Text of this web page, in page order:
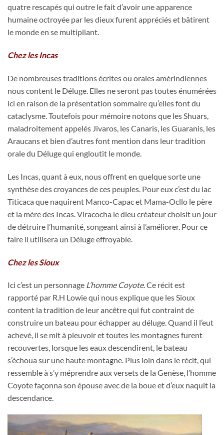
quatre rescapés qui outre le fait d’avoir une apparence
humaine octroyée par les dieux furent appréciés et bâtirent
le monde en se multipliant.
Chez les Incas
De nombreuses traditions écrites ou orales amérindiennes
nous content le Déluge. Elles ne seront pas toutes énumérées
ici en raison de la présentation sommaire qu’elles font du
cataclysme. Toutefois pour mémoire notons que les Shuars,
maladroitement appelés Jivaros, les Canaris, les Guaranis, les
Araucans et bien d’autres font mention dans leur tradition
orale du Déluge qui engloutit le monde.
Les Incas, quant à eux, nous offrent en quelque sorte une
synthèse des croyances de ces peuples. Pour eux c’est du lac
Titicaca que naquirent Manco-Capac et Mama-Ocllo le père
et la mère des Incas. Viracocha le dieu créateur choisit un jour
de détruire l’humanité, songeant ainsi à l’améliorer. Pour ce
faire il utilisera un Déluge effroyable.
Chez les Sioux
Ici c’est un personnage L’homme Coyote. Ce récit est
rapporté par R.H Lowie qui nous explique que les Sioux
content la tradition de leur ancêtre qui fut contraint de
construire un bateau pour échapper au déluge. Quand il l’eut
achevé, il se mit à pleuvoir et toutes les montagnes furent
recouvertes, lorsque les eaux descendirent, le bateau
s’échoua sur une haute montagne. Plus loin dans le récit, qui
ressemble à s’y méprendre aux versets de la Genèse, l’homme
Coyote façonna son épouse avec de la boue et d’eux naquit la
descendance.